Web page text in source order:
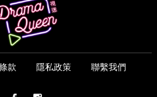
款 隱私政策 聯繫我們